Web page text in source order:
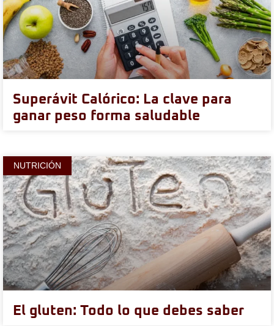
Superávit Calórico: La clave para
ganar peso forma saludable
NUTRICIÓN
El gluten: Todo lo que debes saber